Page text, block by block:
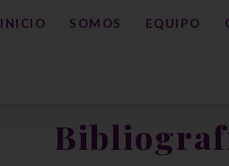
INICIO SOMOS EQUIPO